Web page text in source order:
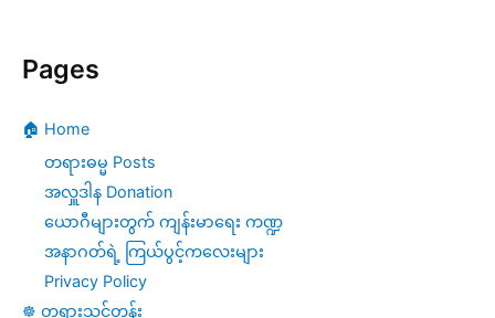
Pages
🏠 Home
တရားဓမ္မ Posts
အလှူဒါန Donation
ယောဂီများတွက် ကျန်းမာရေး ကဏ္ဍ
အနာဂတ်ရဲ့ ကြယ်ပွင့်ကလေးများ
Privacy Policy
☸️ တရားသင်တန်း